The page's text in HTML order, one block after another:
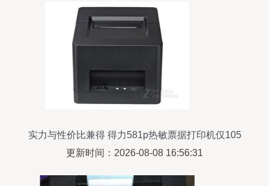
实力与性价比兼得 得力581p热敏票据打印机仅105
元，桌面办公新选择
更新时间：2026-08-08 16:56:31